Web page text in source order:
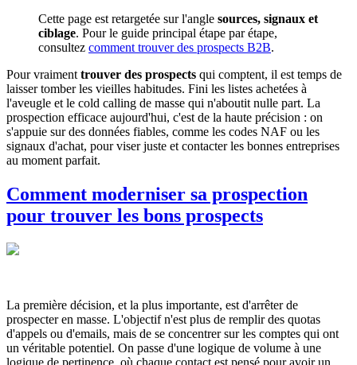
Cette page est retargetée sur l'angle sources, signaux et
ciblage. Pour le guide principal étape par étape,
consultez comment trouver des prospects B2B.
Pour vraiment trouver des prospects qui comptent, il est temps de
laisser tomber les vieilles habitudes. Fini les listes achetées à
l'aveugle et le cold calling de masse qui n'aboutit nulle part. La
prospection efficace aujourd'hui, c'est de la haute précision : on
s'appuie sur des données fiables, comme les codes NAF ou les
signaux d'achat, pour viser juste et contacter les bonnes entreprises
au moment parfait.
Comment moderniser sa prospection
pour trouver les bons prospects
La première décision, et la plus importante, est d'arrêter de
prospecter en masse. L'objectif n'est plus de remplir des quotas
d'appels ou d'emails, mais de se concentrer sur les comptes qui ont
un véritable potentiel. On passe d'une logique de volume à une
logique de pertinence, où chaque contact est pensé pour avoir un